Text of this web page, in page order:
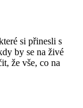
si přinesli s
by se na živé
že vše, co na